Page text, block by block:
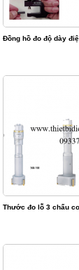
Đồng hồ đo độ dày
Thước đo lỗ 3 chấu